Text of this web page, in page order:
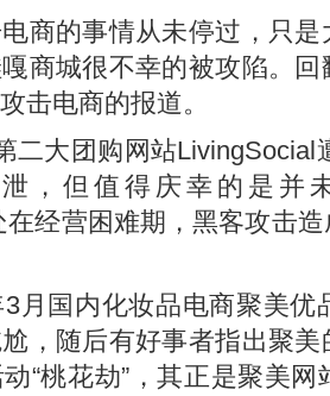
商的事情从未停过，只
商城很不幸的被攻陷。
击电商的报道。
二大团购网站LivingSocial
，但值得庆幸的是并
在经营困难期，黑客攻击
月国内化妆品电商聚美优
，随后有好事者指出聚
“桃花劫”，其正是聚美